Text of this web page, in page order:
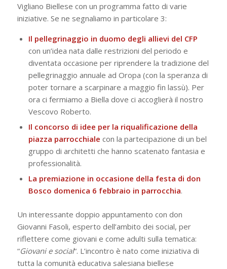
Vigliano Biellese con un programma fatto di varie
iniziative. Se ne segnaliamo in particolare 3:
Il pellegrinaggio in duomo degli allievi del CFP
con un’idea nata dalle restrizioni del periodo e
diventata occasione per riprendere la tradizione del
pellegrinaggio annuale ad Oropa (con la speranza di
poter tornare a scarpinare a maggio fin lassù). Per
ora ci fermiamo a Biella dove ci accoglierà il nostro
Vescovo Roberto.
Il concorso di idee per la riqualificazione della
piazza parrocchiale con la partecipazione di un bel
gruppo di architetti che hanno scatenato fantasia e
professionalità.
La premiazione in occasione della festa di don
Bosco domenica 6 febbraio in parrocchia.
Un interessante doppio appuntamento con don
Giovanni Fasoli, esperto dell’ambito dei social, per
riflettere come giovani e come adulti sulla tematica:
“Giovani e social“. L’incontro è nato come iniziativa di
tutta la comunità educativa salesiana biellese